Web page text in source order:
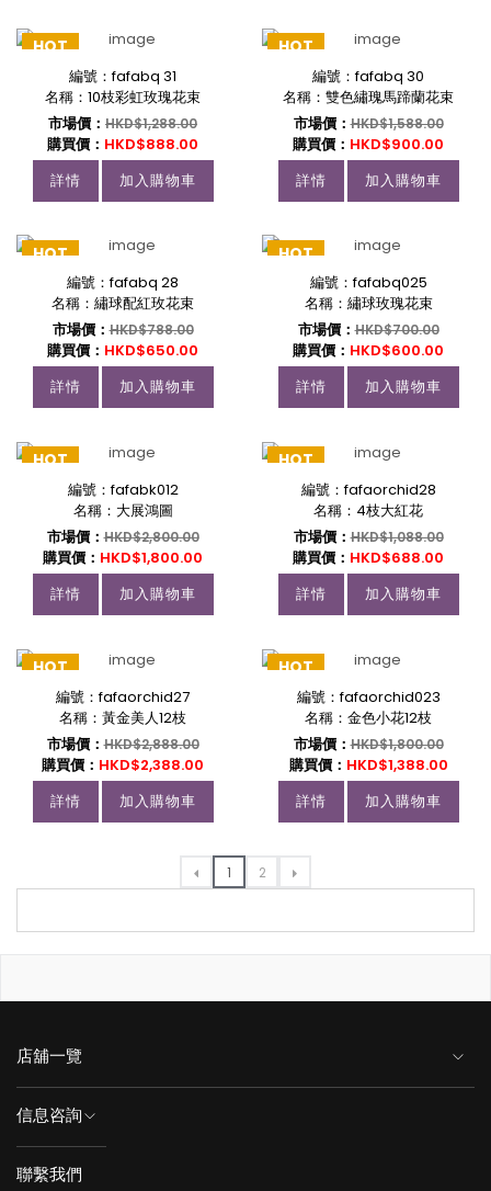
HOT
編號：fafabq 31
名稱：10枝彩虹玫瑰花束
市場價： HKD$1,288.00
購買價： HKD$888.00
詳情
加入購物車
HOT
編號：fafabq 30
名稱：雙色繡瑰馬蹄蘭花束
市場價：HKD$1,588.00
購買價： HKD$900.00
詳情
加入購物車
HOT
編號：fafabq 28
名稱：繡球配紅玫花束
市場價：HKD$788.00
購買價： HKD$650.00
詳情
加入購物車
HOT
編號：fafabq025
名稱：繡球玫瑰花束
市場價：HKD$700.00
購買價： HKD$600.00
詳情
加入購物車
HOT
編號：fafabk012
名稱：大展鴻圖
市場價：HKD$2,800.00
購買價： HKD$1,800.00
詳情
加入購物車
HOT
編號：fafaorchid28
名稱：4枝大紅花
市場價：HKD$1,088.00
購買價： HKD$688.00
詳情
加入購物車
HOT
編號：fafaorchid27
名稱：黃金美人12枝
市場價：HKD$2,888.00
購買價： HKD$2,388.00
詳情
加入購物車
HOT
編號：fafaorchid023
名稱：金色小花12枝
市場價：HKD$1,800.00
購買價： HKD$1,388.00
詳情
加入購物車
1 2
店舖一覽
信息咨詢
聯繫我們